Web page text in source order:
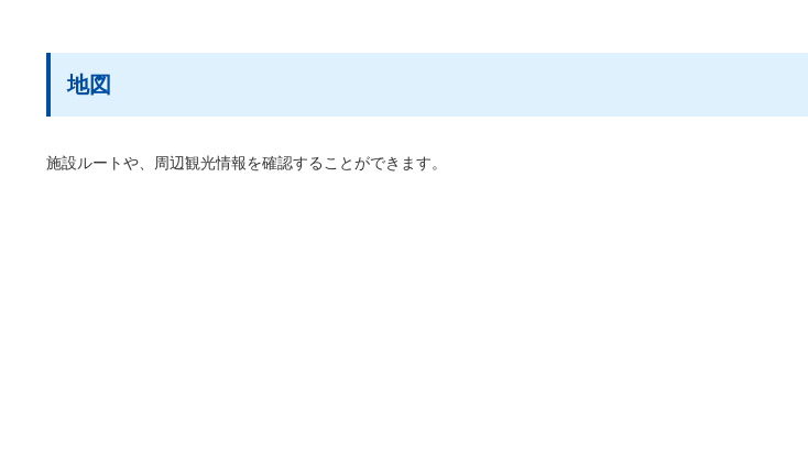
地図
施設ルートや、周辺観光情報を確認することができます。